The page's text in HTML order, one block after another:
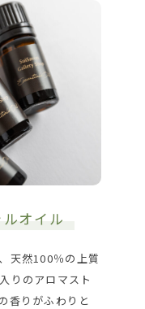
オイル
天然100％の上質
りのアロマスト
香りがふわりと